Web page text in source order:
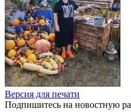
Версия для печати
Подпишитесь на новостную